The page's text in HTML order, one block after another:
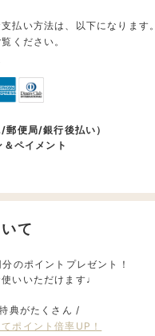
払い方法は、以下になります。
ください。
郵便局/銀行後払い）
ペイメント
て
のポイントプレゼント！
いいただけます♩
典がたくさん /
ポイント倍率UP！